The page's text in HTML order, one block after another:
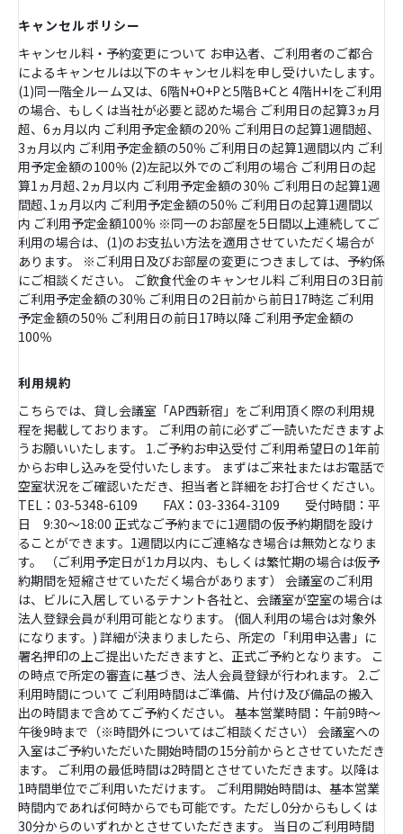
キャンセルポリシー
キャンセル料・予約変更について お申込者、ご利用者のご都合
によるキャンセルは以下のキャンセル料を申し受けいたします。
(1)同一階全ルーム又は、6階N+O+Pと5階B+Cと 4階H+Iをご利用
の場合、もしくは当社が必要と認めた場合 ご利用日の起算3ヵ月
超、6ヵ月以内 ご利用予定金額の20％ ご利用日の起算1週間超、
3ヵ月以内 ご利用予定金額の50％ ご利用日の起算1週間以内 ご利
用予定金額の100％ (2)左記以外でのご利用の場合 ご利用日の起
算1ヵ月超､2ヵ月以内 ご利用予定金額の30％ ご利用日の起算1週
間超､1ヵ月以内 ご利用予定金額の50％ ご利用日の起算1週間以
内 ご利用予定金額100％ ※同一のお部屋を5日間以上連続してご
利用の場合は、(1)のお支払い方法を適用させていただく場合が
あります。 ※ご利用日及びお部屋の変更につきましては、予約係
にご相談ください。 ご飲食代金のキャンセル料 ご利用日の3日前
ご利用予定金額の30％ ご利用日の2日前から前日17時迄 ご利用
予定金額の50％ ご利用日の前日17時以降 ご利用予定金額の
100％
利用規約
こちらでは、貸し会議室「AP西新宿」をご利用頂く際の利用規
程を掲載しております。 ご利用の前に必ずご一読いただきますよ
うお願いいたします。 1.ご予約お申込受付 ご利用希望日の1年前
からお申し込みを受付いたします。 まずはご来社またはお電話で
空室状況をご確認いただき、担当者と詳細をお打合せください。
TEL：03-5348-6109 FAX：03-3364-3109 受付時間：平
日 9:30～18:00 正式なご予約までに1週間の仮予約期間を設け
ることができます。1週間以内にご連絡なき場合は無効となりま
す。 （ご利用予定日が1カ月以内、もしくは繁忙期の場合は仮予
約期間を短縮させていただく場合があります） 会議室のご利用
は、ビルに入居しているテナント各社と、会議室が空室の場合は
法人登録会員が利用可能となります。 (個人利用の場合は対象外
になります。) 詳細が決まりましたら、所定の「利用申込書」に
署名押印の上ご提出いただきますと、正式ご予約となります。 こ
の時点で所定の審査に基づき、法人会員登録が行われます。 2.ご
利用時間について ご利用時間はご準備、片付け及び備品の搬入
出の時間まで含めてご予約ください。 基本営業時間：午前9時～
午後9時まで（※時間外についてはご相談ください） 会議室への
入室はご予約いただいた開始時間の15分前からとさせていただき
ます。 ご利用の最低時間は2時間とさせていただきます。以降は
1時間単位でご利用いただけます。 ご利用開始時間は、基本営業
時間内であれば何時からでも可能です。ただし0分からもしくは
30分からのいずれかとさせていただきます。 当日のご利用時間